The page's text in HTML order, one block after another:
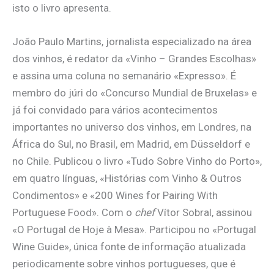
isto o livro apresenta.
João Paulo Martins, jornalista especializado na área
dos vinhos, é redator da «Vinho – Grandes Escolhas»
e assina uma coluna no semanário «Expresso». É
membro do júri do «Concurso Mundial de Bruxelas» e
já foi convidado para vários acontecimentos
importantes no universo dos vinhos, em Londres, na
África do Sul, no Brasil, em Madrid, em Düsseldorf e
no Chile. Publicou o livro «Tudo Sobre Vinho do Porto»,
em quatro línguas, «Histórias com Vinho & Outros
Condimentos» e «200 Wines for Pairing With
Portuguese Food». Com o chefVítor Sobral, assinou
«O Portugal de Hoje à Mesa». Participou no «Portugal
Wine Guide», única fonte de informação atualizada
periodicamente sobre vinhos portugueses, que é